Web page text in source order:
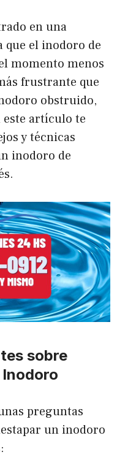
en una
que el inodoro de
momento menos
frustrante que
obstruido,
este artículo te
y técnicas
inodoro de
sobre
preguntas
un inodoro